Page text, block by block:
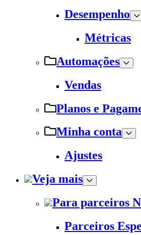
Desempenho
Métricas
Automações
Vendas
Planos e
Minha conta
Ajustes
Veja mais
Para parceiros
Parceiros